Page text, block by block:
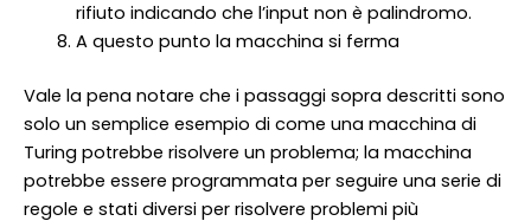
rifiuto indicando che l’input non è palindromo.
A questo punto la macchina si ferma
Vale la pena notare che i passaggi sopra descritti sono
solo un semplice esempio di come una macchina di
Turing potrebbe risolvere un problema; la macchina
potrebbe essere programmata per seguire una serie di
regole e stati diversi per risolvere problemi più